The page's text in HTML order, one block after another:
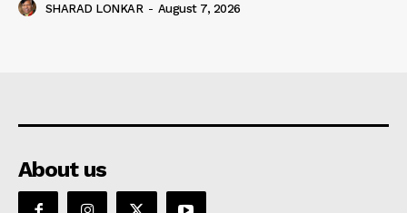
SHARAD LONKAR - August 7, 2026
About us